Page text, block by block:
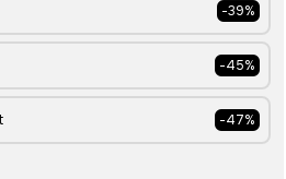
-39%
-45%
-47%